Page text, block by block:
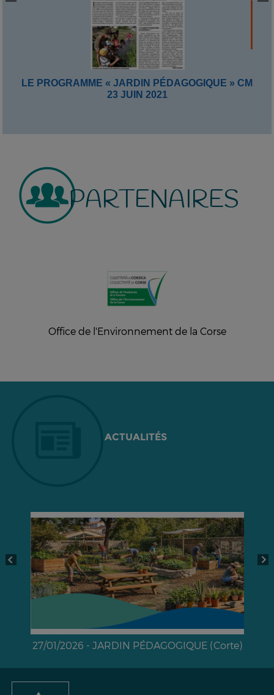
LE PROGRAMME « JARDIN PÉDAGOGIQUE » CM
23 JUIN 2021
PARTENAIRES
Office de l'Environnement de la Corse
ACTUALITÉS
27/01/2026 - JARDIN PÉDAGOGIQUE (Corte)